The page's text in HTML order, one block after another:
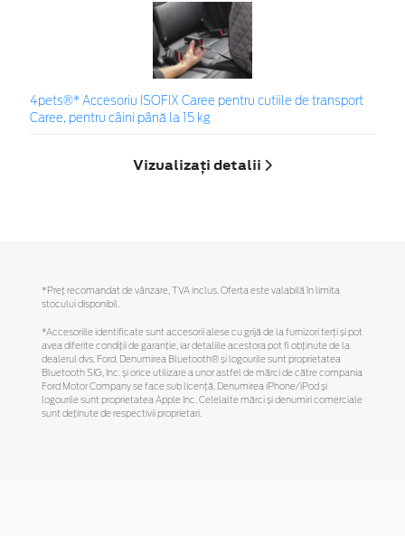
4pets®* Accesoriu ISOFIX Caree pentru cutiile de transport
Caree, pentru câini până la 15 kg
Vizualizați detalii
*Preţ recomandat de vânzare, TVA inclus. Oferta este valabilă în limita
stocului disponibil.
*Accesoriile identificate sunt accesorii alese cu grijă de la furnizori terți și pot
avea diferite condiții de garanție, iar detaliile acestora pot fi obținute de la
dealerul dvs. Ford. Denumirea Bluetooth® și logourile sunt proprietatea
Bluetooth SIG, Inc. și orice utilizare a unor astfel de mărci de către compania
Ford Motor Company se face sub licență. Denumirea iPhone/iPod și
logourile sunt proprietatea Apple Inc. Celelalte mărci și denumiri comerciale
sunt deținute de respectivii proprietari.